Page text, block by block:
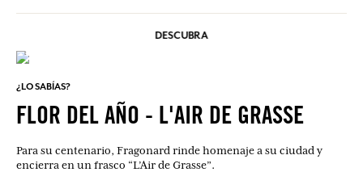
DESCUBRA
¿LO SABÍAS?
FLOR DEL AÑO - L'AIR DE GRASSE
Para su centenario, Fragonard rinde homenaje a su ciudad y
encierra en un frasco “L’Air de Grasse”.